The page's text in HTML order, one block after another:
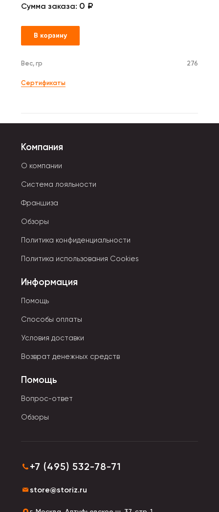
Сумма заказа: 0 ₽
В корзину
Вес, гр 276
Сертификаты
Компания
О компании
Система лояльности
Франшиза
Обзоры
Политика конфиденциальности
Политика использования Cookies
Информация
Помощь
Способы оплаты
Условия доставки
Возврат денежных средств
Помощь
Вопрос-ответ
Обзоры
+7 (495) 532-78-71
store@storiz.ru